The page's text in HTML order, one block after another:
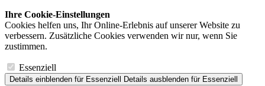
Ihre Cookie-Einstellungen
Cookies helfen uns, Ihr Online-Erlebnis auf unserer Website zu
verbessern. Zusätzliche Cookies verwenden wir nur, wenn Sie
zustimmen.
Essenziell
Details einblenden für Essenziell Details ausblenden für Essenziell